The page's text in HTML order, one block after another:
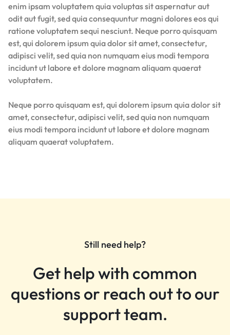
enim ipsam voluptatem quia voluptas sit aspernatur aut
odit aut fugit, sed quia consequuntur magni dolores eos qui
ratione voluptatem sequi nesciunt. Neque porro quisquam
est, qui dolorem ipsum quia dolor sit amet, consectetur,
adipisci velit, sed quia non numquam eius modi tempora
incidunt ut labore et dolore magnam aliquam quaerat
voluptatem.
Neque porro quisquam est, qui dolorem ipsum quia dolor sit
amet, consectetur, adipisci velit, sed quia non numquam
eius modi tempora incidunt ut labore et dolore magnam
aliquam quaerat voluptatem.
Still need help?
Get help with common
questions or reach out to our
support team.